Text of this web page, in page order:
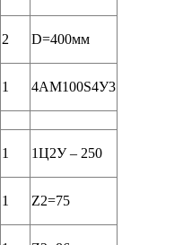
2 D=400мм
1 4АМ100S4У3
1 1Ц2У – 250
1 Z2=75